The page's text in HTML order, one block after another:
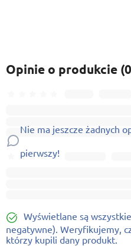
Opinie o produkcie
Nie ma jeszcze żadnych
pierwszy!
Wyświetlane są
negatywne). Weryfikujemy,
którzy kupili dany produkt.